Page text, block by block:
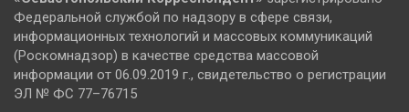
Федеральной службой по надзору в сфере связи,
информационных технологий и массовых коммуникаций
(Роскомнадзор) в качестве средства массовой
информации от 06.09.2019 г., свидетельство о регистрации
ЭЛ № ФС 77–76715